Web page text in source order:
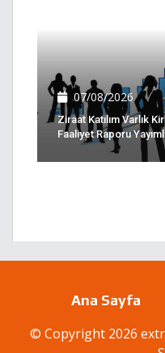
07/08/2026
Ziraat Katılım Varlık
Faaliyet Raporu
Ana Sayfa
© Copyright 2026